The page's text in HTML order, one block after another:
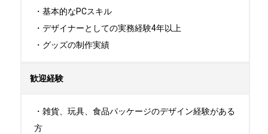
・基本的なPCスキル
・デザイナーとしての実務経験4年以上
・グッズの制作実績
歓迎経験
・雑貨、玩具、食品パッケージのデザイン経験がある
方